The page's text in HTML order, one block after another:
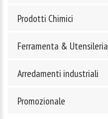
Prodotti Chimici
Ferramenta & Utensileria
Arredamenti industriali
Promozionale